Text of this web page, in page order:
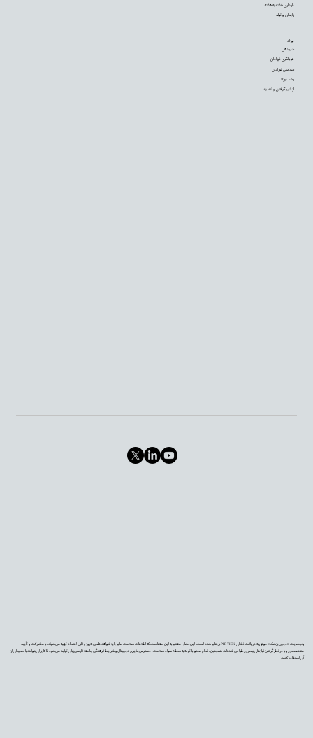
وب‌سایت «دیجی‌پزشک» موفق به دریافت نشان PIF TICK بریتانیا شده است. این نشان معتبر به این معناست که اطلاعات سلامت ما بر پایه شواهد علمی به‌روز و قابل اعتماد تهیه می‌شوند، با مشارکت و تأیید
متخصصان و با در نظر گرفتن نیازهای بیماران طراحی شده‌اند. همچنین، تمام محتوا با توجه به سطح سواد سلامت، دسترس‌پذیری دیجیتال و شرایط فرهنگی جامعه فارسی‌زبان تولید می‌شود تا کاربران بتوانند با اطمینان از
آن استفاده کنند.
نوزاد
شیردهی
غربالگری نوزادان
سلامتی نوزادان
رشد نوزاد
از شیر گرفتن و تغذیه
بارداری هفته به هفته
زایمان و تولد